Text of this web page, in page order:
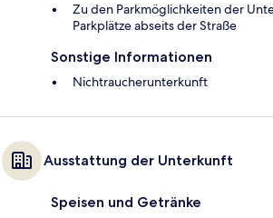
Zu den Parkmöglichkeiten der
Parkplätze abseits der Straße
Sonstige Informationen
Nichtraucherunterkunft
Ausstattung der Unterkunft
Speisen und Getränke